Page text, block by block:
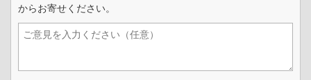
からお寄せください。